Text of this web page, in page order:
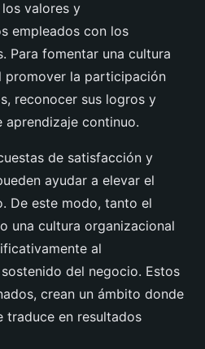
valores y
empleados con los
Para fomentar una cultura
promover la participación
reconocer sus logros y
continuo.
de satisfacción y
ayudar a elevar el
De este modo, tanto el
una cultura organizacional
al
del negocio. Estos
crean un ámbito donde
traduce en resultados